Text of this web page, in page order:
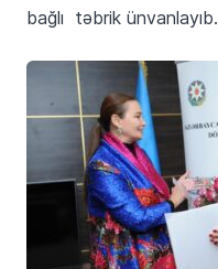
bağlı təbrik ünvanlayıb.